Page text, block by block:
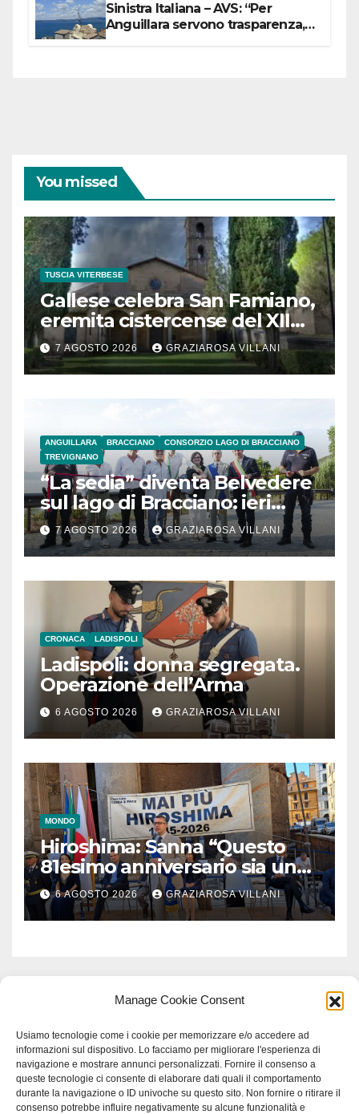
Manage Cookie Consent
Usiamo tecnologie come i cookie per memorizzare e/o accedere ad
informazioni sul dispositivo. Lo facciamo per migliorare l'esperienza di
navigazione e mostrare annunci personalizzati. Fornire il consenso a
queste tecnologie ci consente di elaborare dati quali il comportamento
durante la navigazione o ID univoche su questo sito. Non fornire o ritirare il
consenso potrebbe influire negativamente su alcune funzionalità e
Sinistra Italiana – AVS: “Per
Anguillara servono trasparenza,
You missed
TUSCIA VITERBESE
Gallese celebra San Famiano,
eremita cistercense del XII
secolo
7 AGOSTO 2026 GRAZIAROSA VILLANI
ANGUILLARA BRACCIANO
CONSORZIO LAGO DI BRACCIANO
TREVIGNANO
“La sedia” diventa Belvedere
sul lago di Bracciano: ieri
l’inaugurazione
7 AGOSTO 2026 GRAZIAROSA VILLANI
CRONACA LADISPOLI
Ladispoli: donna segregata.
Operazione dell’Arma
6 AGOSTO 2026 GRAZIAROSA VILLANI
MONDO
Hiroshima: Sanna “Questo
81esimo anniversario sia un
monito per tutti”
6 AGOSTO 2026 GRAZIAROSA VILLANI